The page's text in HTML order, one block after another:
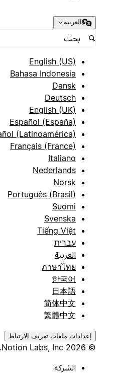
العربية
English (US)
Bahasa Indonesia
Dansk
Deutsch
English (UK)
Español (España)
Español (Latinoamérica)
Français (France)
Italiano
Nederlands
Norsk
Português (Brasil)
Suomi
Svenska
Tiếng Việt
עברית
العربية
ภาษาไทย
한국어
日本語
简体中文
繁體中文
إعدادات ملفات تعريف الارتباط
الشركة